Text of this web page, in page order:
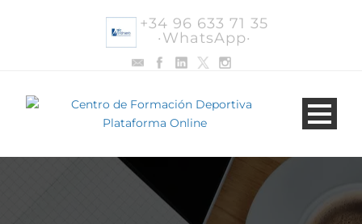
+34 96 633 71 35
·WhatsApp·